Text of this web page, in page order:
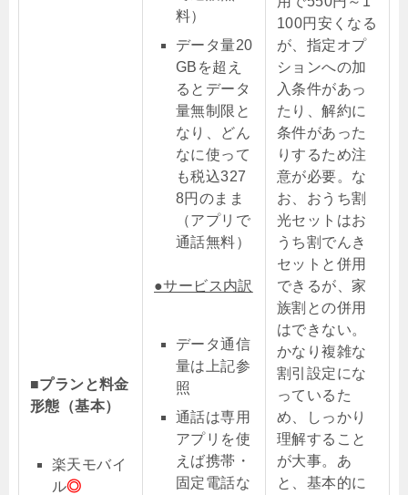
■プランと料金
形態（基本）
楽天モバイ
ル◎
料）
データ量20
GBを超え
るとデータ
量無制限と
なり、どん
なに使って
も税込327
8円のまま
（アプリで
通話無料）
●サービス内訳
データ通信
量は上記参
照
通話は専用
アプリを使
えば携帯・
固定電話な
100円安くなる
が、指定オプ
ションへの加
入条件があっ
たり、解約に
条件があった
りするため注
意が必要。な
お、おうち割
光セットはお
うち割でんき
セットと併用
できるが、家
族割との併用
はできない。
かなり複雑な
割引設定にな
っているた
め、しっかり
理解すること
が大事。あ
と、基本的に